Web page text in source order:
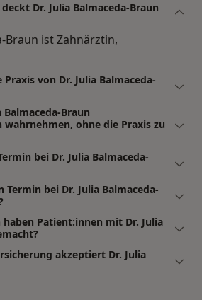
Dr. Julia Balmaceda-Braun
Braun ist Zahnärztin,
von Dr. Julia Balmaceda-
Balmaceda-Braun
wahrnehmen, ohne die Praxis zu
bei Dr. Julia Balmaceda-
Termin bei Dr. Julia Balmaceda-
Patient:innen mit Dr. Julia
akzeptiert Dr. Julia